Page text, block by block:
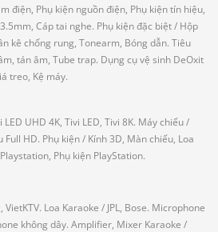
điện, Phụ kiện nguồn điện, Phụ kiện tín hiệu,
Cáp tai nghe. Phụ kiện đặc biệt/ Hộp
kê chống rung, Tonearm, Bóng dẫn. Tiêu
tán âm, Tube trap. Dụng cụ vệ sinh DeOxit
treo, Kệ máy.
UHD 4K, Tivi LED, Tivi 8K. Máy chiếu/
Full HD. Phụ kiện/ Kính 3D, Màn chiếu, Loa
Phụ kiện PlayStation.
VietKTV. Loa Karaoke / JPL, Bose. Microphone
không dây. Amplifier, Mixer Karaoke /